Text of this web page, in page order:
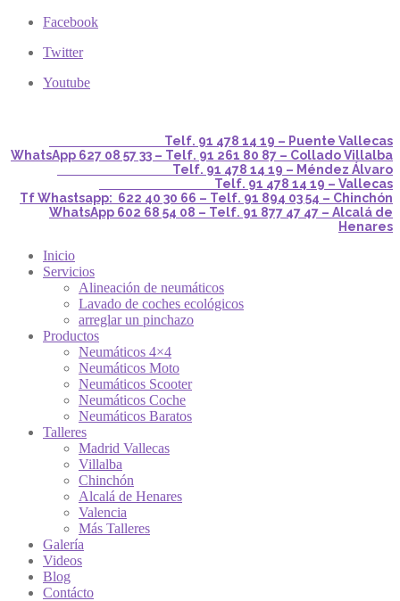
Facebook
Twitter
Youtube
Telf. 91 478 14 19 – Puente Vallecas
WhatsApp 627 08 57 33 – Telf. 91 261 80 87 – Collado Villalba
Telf. 91 478 14 19 – Méndez Álvaro
Telf. 91 478 14 19 – Vallecas
Tf Whastsapp: 622 40 30 66 – Telf. 91 894 03 54 – Chinchón
WhatsApp 602 68 54 08 – Telf. 91 877 47 47 – Alcalá de
Henares
Inicio
Servicios
Alineación de neumáticos
Lavado de coches ecológicos
arreglar un pinchazo
Productos
Neumáticos 4×4
Neumáticos Moto
Neumáticos Scooter
Neumáticos Coche
Neumáticos Baratos
Talleres
Madrid Vallecas
Villalba
Chinchón
Alcalá de Henares
Valencia
Más Talleres
Galería
Videos
Blog
Contácto